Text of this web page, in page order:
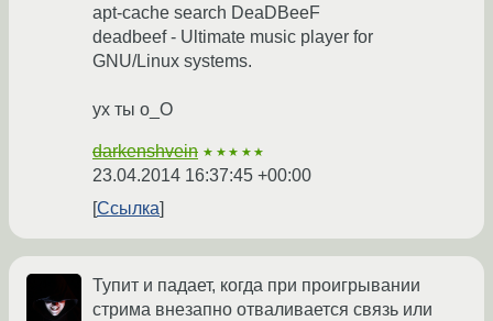
apt-cache search DeaDBeeF
deadbeef - Ultimate music player for
GNU/Linux systems.
ух ты о_О
darkenshvein ★★★★★
23.04.2014 16:37:45 +00:00
Ссылка
Тупит и падает, когда при проигрывании
стрима внезапно отваливается связь или